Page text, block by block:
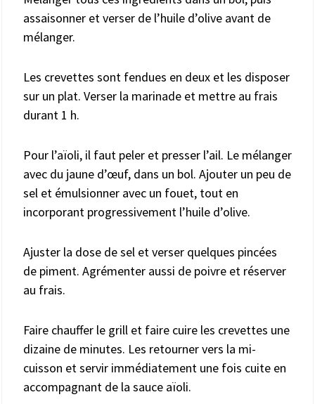
assaisonner et verser de l’huile d’olive avant de
mélanger.
Les crevettes sont fendues en deux et les disposer
sur un plat. Verser la marinade et mettre au frais
durant 1 h.
Pour l’aïoli, il faut peler et presser l’ail. Le mélanger
avec du jaune d’œuf, dans un bol. Ajouter un peu de
sel et émulsionner avec un fouet, tout en
incorporant progressivement l’huile d’olive.
Ajuster la dose de sel et verser quelques pincées
de piment. Agrémenter aussi de poivre et réserver
au frais.
Faire chauffer le grill et faire cuire les crevettes une
dizaine de minutes. Les retourner vers la mi-
cuisson et servir immédiatement une fois cuite en
accompagnant de la sauce aïoli.